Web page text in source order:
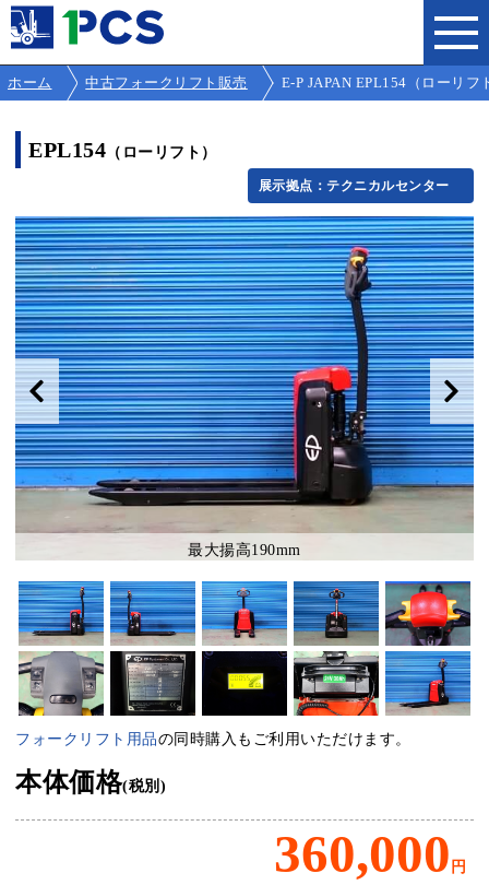
ホーム 中古フォークリフト販売 E-P JAPAN EPL154（ローリ
EPL154 （ローリフト）
展示拠点：テクニカルセンター
最大揚高190mm
フォークリフト用品の同時購入もご利用いただけます。
本体価格(税別)
360,000 円